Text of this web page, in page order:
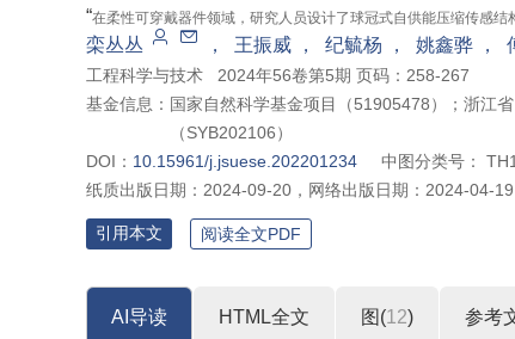
“在柔性可穿戴器件领域，研究人员设计了球冠式自供能压缩传感结
栾丛丛
， 王振威 ， 纪毓杨 ， 姚鑫骅 ，
工程科学与技术
2024年56卷第5期 页码：258-267
基金信息： 国家自然科学基金项目（51905478）；浙江
（SYB202106）
DOI： 10.15961/j.jsuese.202201234 中图分类号：
纸质出版日期： 2024-09-20 ， 网络出版日期： 2024-04-19
引用本文 阅读全文PDF
AI导读 HTML全文 图(12) 参考